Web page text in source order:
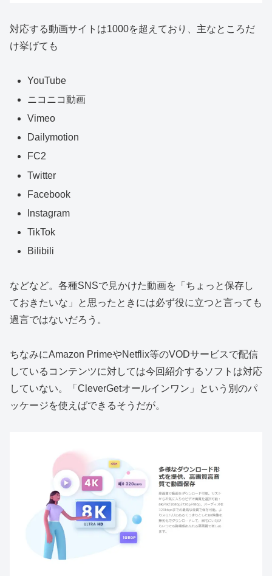
対応する動画サイトは1000を超えており、主なところだ
け挙げても
YouTube
ニコニコ動画
Vimeo
Dailymotion
FC2
Twitter
Facebook
Instagram
TikTok
Bilibili
などなど。各種SNSで見かけた動画を「ちょっと保存し
ておきたいな」と思ったときには必ず役に立つと言っても
過言ではないだろう。
ちなみにAmazon PrimeやNetflix等のVODサービスで配信
しているコンテンツに対しては今回紹介するソフトは対応
していない。「CleverGetオールインワン」という別のパ
ッケージを使えばできるそうだが。